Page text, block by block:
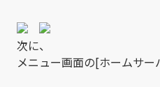
次に、
メニュー画面の[ホームサー